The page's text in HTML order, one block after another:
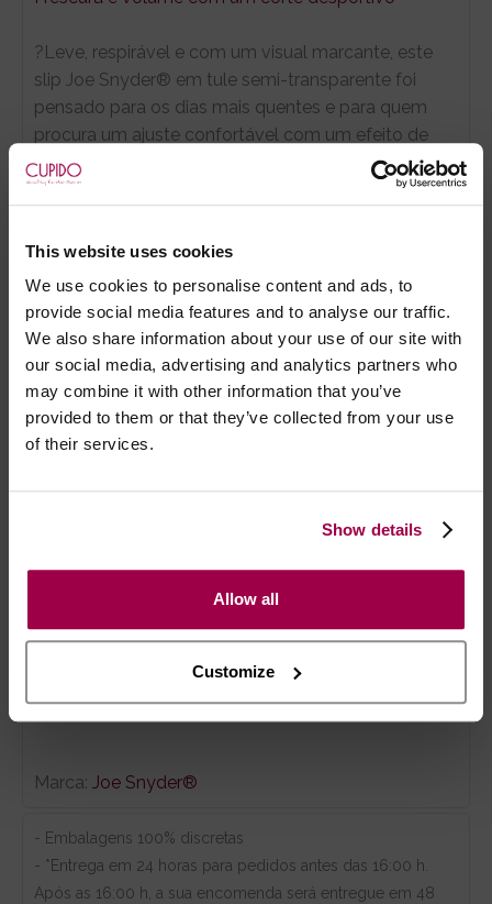
This website uses cookies
We use cookies to personalise content and ads, to
provide social media features and to analyse our traffic.
We also share information about your use of our site with
our social media, advertising and analytics partners who
may combine it with other information that you’ve
provided to them or that they’ve collected from your use
of their services.
Show details
Allow all
Customize
?Leve, respirável e com um visual marcante, este
slip Joe Snyder® em tule semi-transparente foi
pensado para os dias mais quentes e para quem
procura um ajuste confortável com um efeito de
realce natural. O design sem forro e o corte
desportivo favorecem a liberdade de movimentos,
mais definido.
CARACTERÍSTICAS PRINCIPAIS
Tule semi-transparente e sem forro para
máxima frescura;
Bolsa especialmente desenhada para
proporcionar elevação natural e maior volume;
Corte desportivo que assenta ao corpo de
Uma peça de roupa interior masculina distinta, ideal
e um efeito de realce que se nota.
Marca: Joe Snyder®
- Embalagens 100% discretas
- *Entrega em 24 horas para pedidos antes das 16:00 h.
Após as 16:00 h, a sua encomenda será entregue em 48